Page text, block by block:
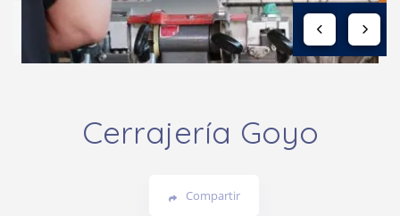
Cerrajería Goyo
Compartir